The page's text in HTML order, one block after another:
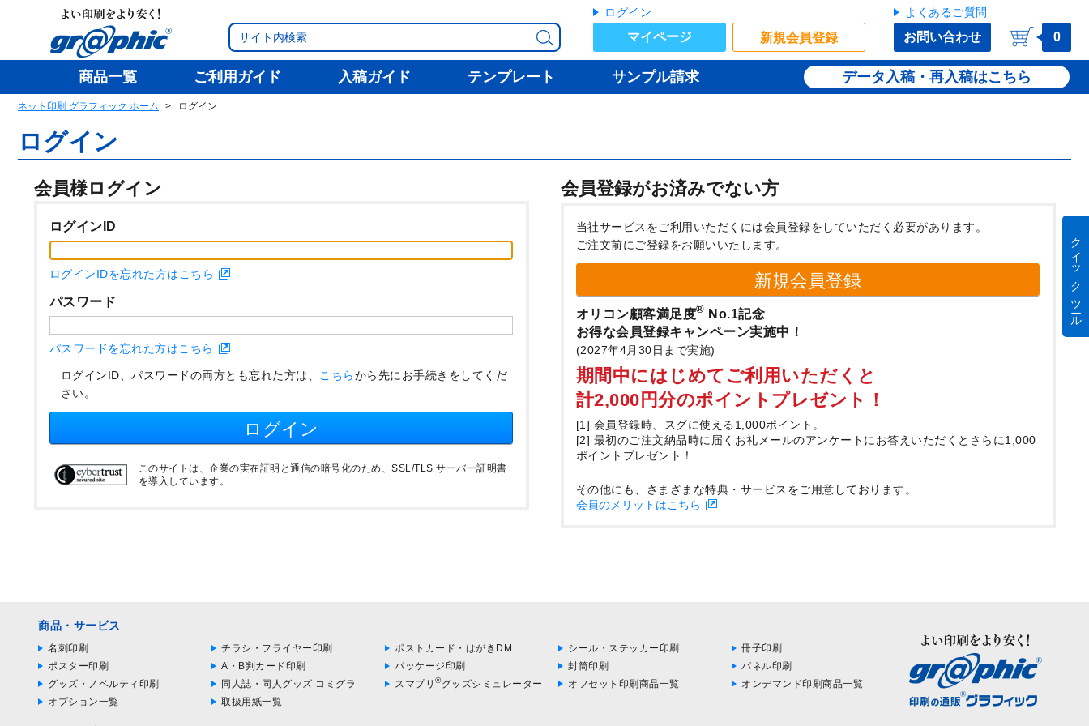
ログイン
マイページ 新規会員登録
よくあるご質問
お問い合わせ 0
商品一覧 ご利用ガイド 入稿ガイド テンプレート サンプル請求 データ入稿・再入稿
ネット印刷 グラフィック ホーム ログイン
ログイン
会員様ログイン 会員登録がお済みでない方
ログインID
ログインIDを忘れた方はこちら
パスワード
パスワードを忘れた方はこちら
ログインID、パスワードの両方とも忘れた方は、 こちらから先にお手続きをしてくだ
さい。
ログイン
このサイトは、企業の実在証明と通信の暗号化のため、SSL/TLS サーバー証明書
を導入しています。
当社サービスをご利用いただくには会員登録をしていただく必要があります。
ご注文前にご登録をお願いいたします。
新規会員登録
オリコン顧客満足度® No.1記念
お得な会員登録キャンペーン実施中！
(2027年4月30日まで実施)
期間中にはじめてご利用いただくと
計2,000円分のポイントプレゼント！
[1] 会員登録時、スグに使える1,000ポイント。
[2] 最初のご注文納品時に届くお礼メールのアンケートにお答えいただくとさらに1,000
ポイントプレゼント！
その他にも、さまざまな特典・サービスをご用意しております。
会員のメリットはこちら
商品・サービス
名刺印刷 チラシ・フライヤー印刷 ポストカード・はがきDM シール・ステッカー印刷
冊子印刷
ポスター印刷
A・B判カード印刷 パッケージ印刷 封筒印刷
パネル印刷
グッズ・ノベルティ印刷
同人誌・同人グッズ コミグラ スマプリ ®グッズシミュレーター オフセット印刷商品一覧
オンデマンド印刷商品一覧
オプション一覧
取扱用紙一覧
クイック ツール